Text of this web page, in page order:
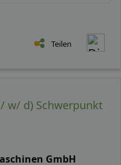
Teilen
w/ d) Schwerpunkt
GmbH